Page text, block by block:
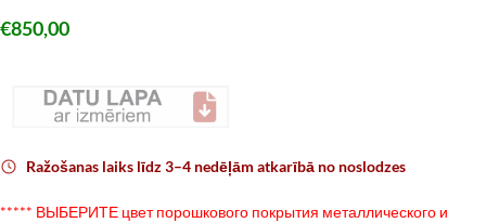
€850,00
Ražošanas laiks līdz 3–4 nedēļām atkarībā no noslodzes
***** ВЫБЕРИТЕ цвет порошкового покрытия металлического и